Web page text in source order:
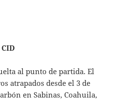
al punto de partida. El
atrapados desde el 3 de
en Sabinas, Coahuila,